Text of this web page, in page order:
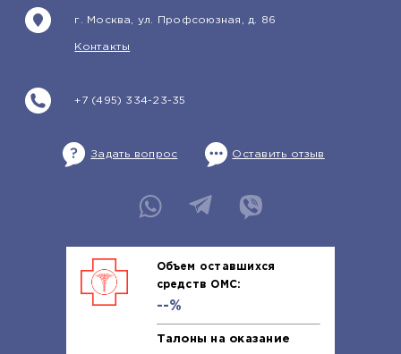
+7 (495) 334-23-35
г. Москва, ул. Профсоюзная, д. 86
Контакты
Задать вопрос Оставить отзыв
Объем оставшихся
средств ОМС:
--%
Талоны на оказание